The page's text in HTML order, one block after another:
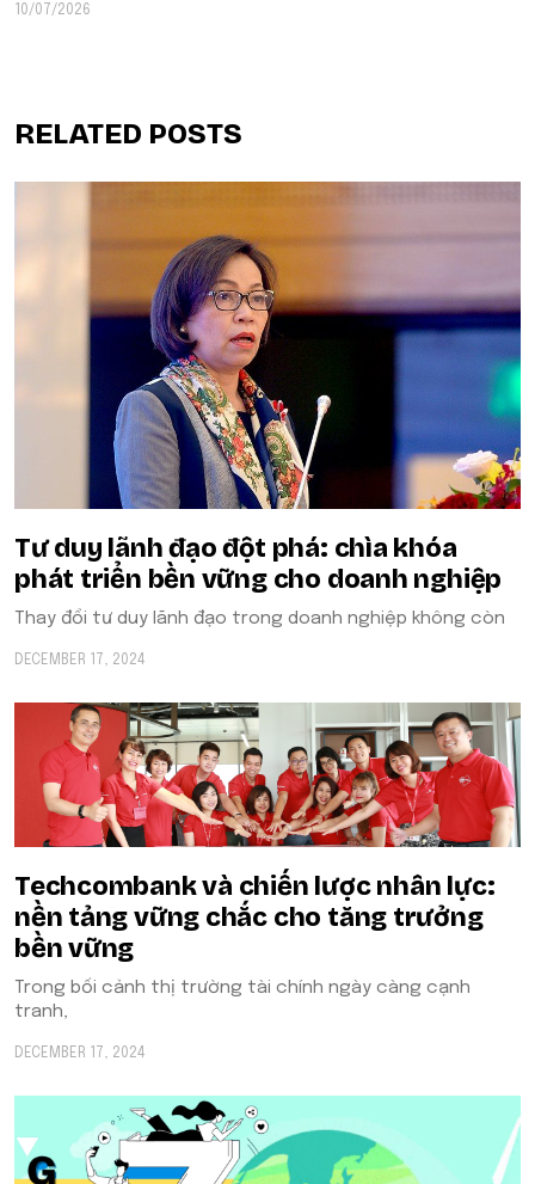
10/07/2026
RELATED POSTS
Tư duy lãnh đạo đột phá: chìa khóa
phát triển bền vững cho doanh nghiệp
Thay đổi tư duy lãnh đạo trong doanh nghiệp không còn
DECEMBER 17, 2024
Techcombank và chiến lược nhân lực:
nền tảng vững chắc cho tăng trưởng
bền vững
Trong bối cảnh thị trường tài chính ngày càng cạnh
tranh,
DECEMBER 17, 2024